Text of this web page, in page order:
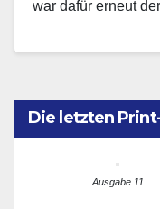
war dafür erneut
Die letzten
Ausgabe 11